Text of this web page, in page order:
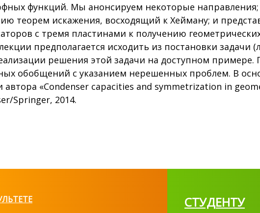
функций. Мы анонсируем некоторые
теорем искажения, восходящий к Хейману; и
с тремя пластинами к получению
предполагается исходить из постановки задачи
решения этой задачи на доступном примере.
обобщений с указанием нерешенных проблем. В
автора «Condenser capacities and symmetrization in
Springer, 2014.
СТУДЕНТУ